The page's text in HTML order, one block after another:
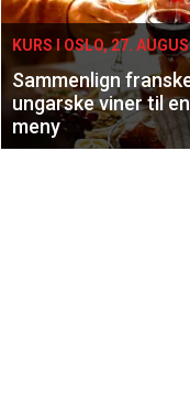
KURS I OSLO, 27.
Sammenlign
ungarske viner til
meny